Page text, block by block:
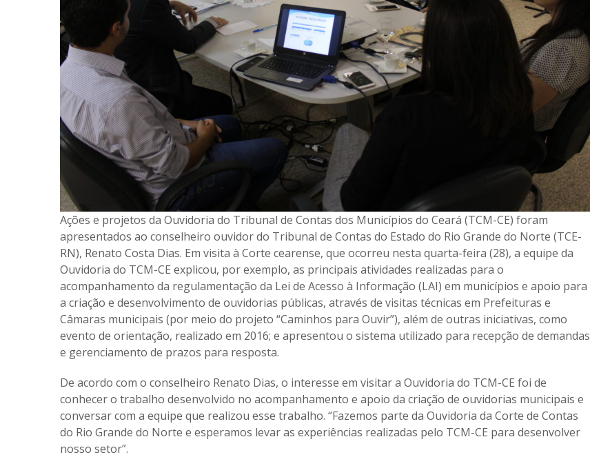
Ações e projetos da Ouvidoria do Tribunal de Contas dos Municípios do Ceará (TCM-CE) foram
apresentados ao conselheiro ouvidor do Tribunal de Contas do Estado do Rio Grande do Norte (TCE-
RN), Renato Costa Dias. Em visita à Corte cearense, que ocorreu nesta quarta-feira (28), a equipe da
Ouvidoria do TCM-CE explicou, por exemplo, as principais atividades realizadas para o
acompanhamento da regulamentação da Lei de Acesso à Informação (LAI) em municípios e apoio para
a criação e desenvolvimento de ouvidorias públicas, através de visitas técnicas em Prefeituras e
Câmaras municipais (por meio do projeto “Caminhos para Ouvir”), além de outras iniciativas, como
evento de orientação, realizado em 2016; e apresentou o sistema utilizado para recepção de demandas
e gerenciamento de prazos para resposta.
De acordo com o conselheiro Renato Dias, o interesse em visitar a Ouvidoria do TCM-CE foi de
conhecer o trabalho desenvolvido no acompanhamento e apoio da criação de ouvidorias municipais e
conversar com a equipe que realizou esse trabalho. “Fazemos parte da Ouvidoria da Corte de Contas
do Rio Grande do Norte e esperamos levar as experiências realizadas pelo TCM-CE para desenvolver
nosso setor”.